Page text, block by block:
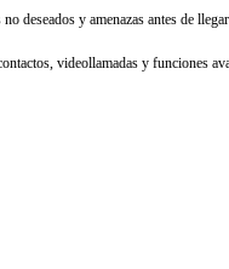
deseados y amenazas antes de
videollamadas y funciones